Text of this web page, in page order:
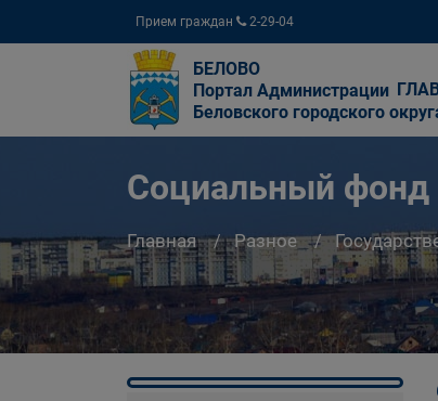
Прием граждан 2-29-04
БЕЛОВО
Портал Администрации
Беловского городского
Социальный фонд
Главная Разное